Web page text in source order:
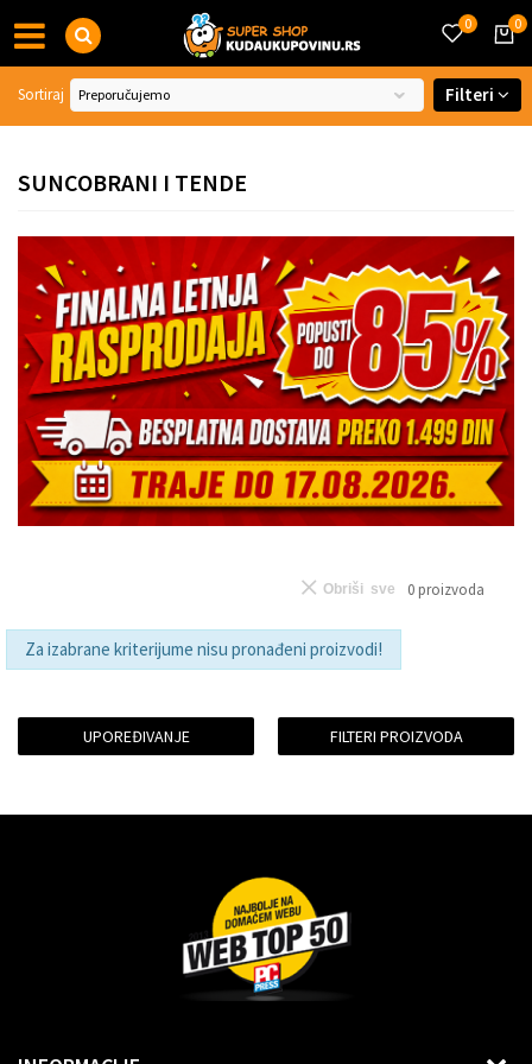
0
0
SUNCOBRANI I TENDE
Sortiraj Filteri
0 proizvoda
Obriši sve
Za izabrane kriterijume nisu pronađeni proizvodi!
UPOREĐIVANJE FILTERI PROIZVODA